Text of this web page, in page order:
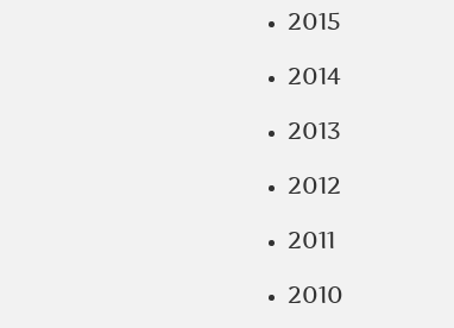
2015
2014
2013
2012
2011
2010